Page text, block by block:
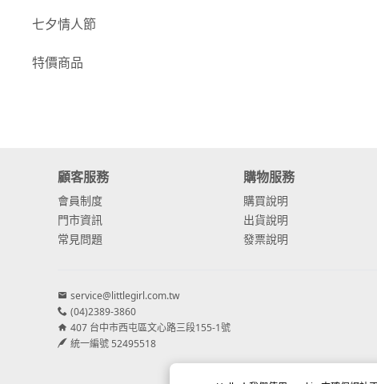
-
蘭花⧸大理花
康乃馨
- 安娜貝爾繡球花
- 日本繡球花
- 重瓣繡球花
配花
- 滿天星⧸木滿天星
七夕情人節
特價商品
顧客服務
會員制度
門市資訊
常見問題
購物服務
購買說明
出貨說明
發票說明
service@littlegirl.com.tw
(04)2389-3860
407 台中市西屯區文心路三段155-1號
統一編號 52495518